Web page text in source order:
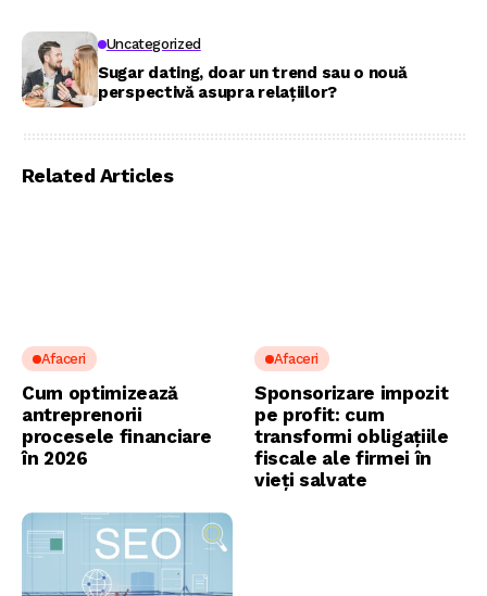
Uncategorized
Sugar dating, doar un trend sau o nouă
perspectivă asupra relațiilor?
Related Articles
Afaceri
Cum optimizează
antreprenorii
procesele financiare
în 2026
Afaceri
Sponsorizare impozit
pe profit: cum
transformi obligațiile
fiscale ale firmei în
vieți salvate